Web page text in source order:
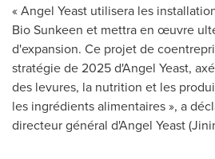
« Angel Yeast utilisera les
Bio Sunkeen et mettra en œuvre
d'expansion. Ce projet de
stratégie de 2025 d'Angel Yeast,
des levures, la nutrition et les
les ingrédients alimentaires », a
directeur général d'Angel Yeast